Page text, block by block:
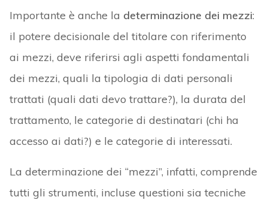
Importante è anche la determinazione dei mezzi:
il potere decisionale del titolare con riferimento
ai mezzi, deve riferirsi agli aspetti fondamentali
dei mezzi, quali la tipologia di dati personali
trattati (quali dati devo trattare?), la durata del
trattamento, le categorie di destinatari (chi ha
accesso ai dati?) e le categorie di interessati.
La determinazione dei “mezzi”, infatti, comprende
tutti gli strumenti, incluse questioni sia tecniche